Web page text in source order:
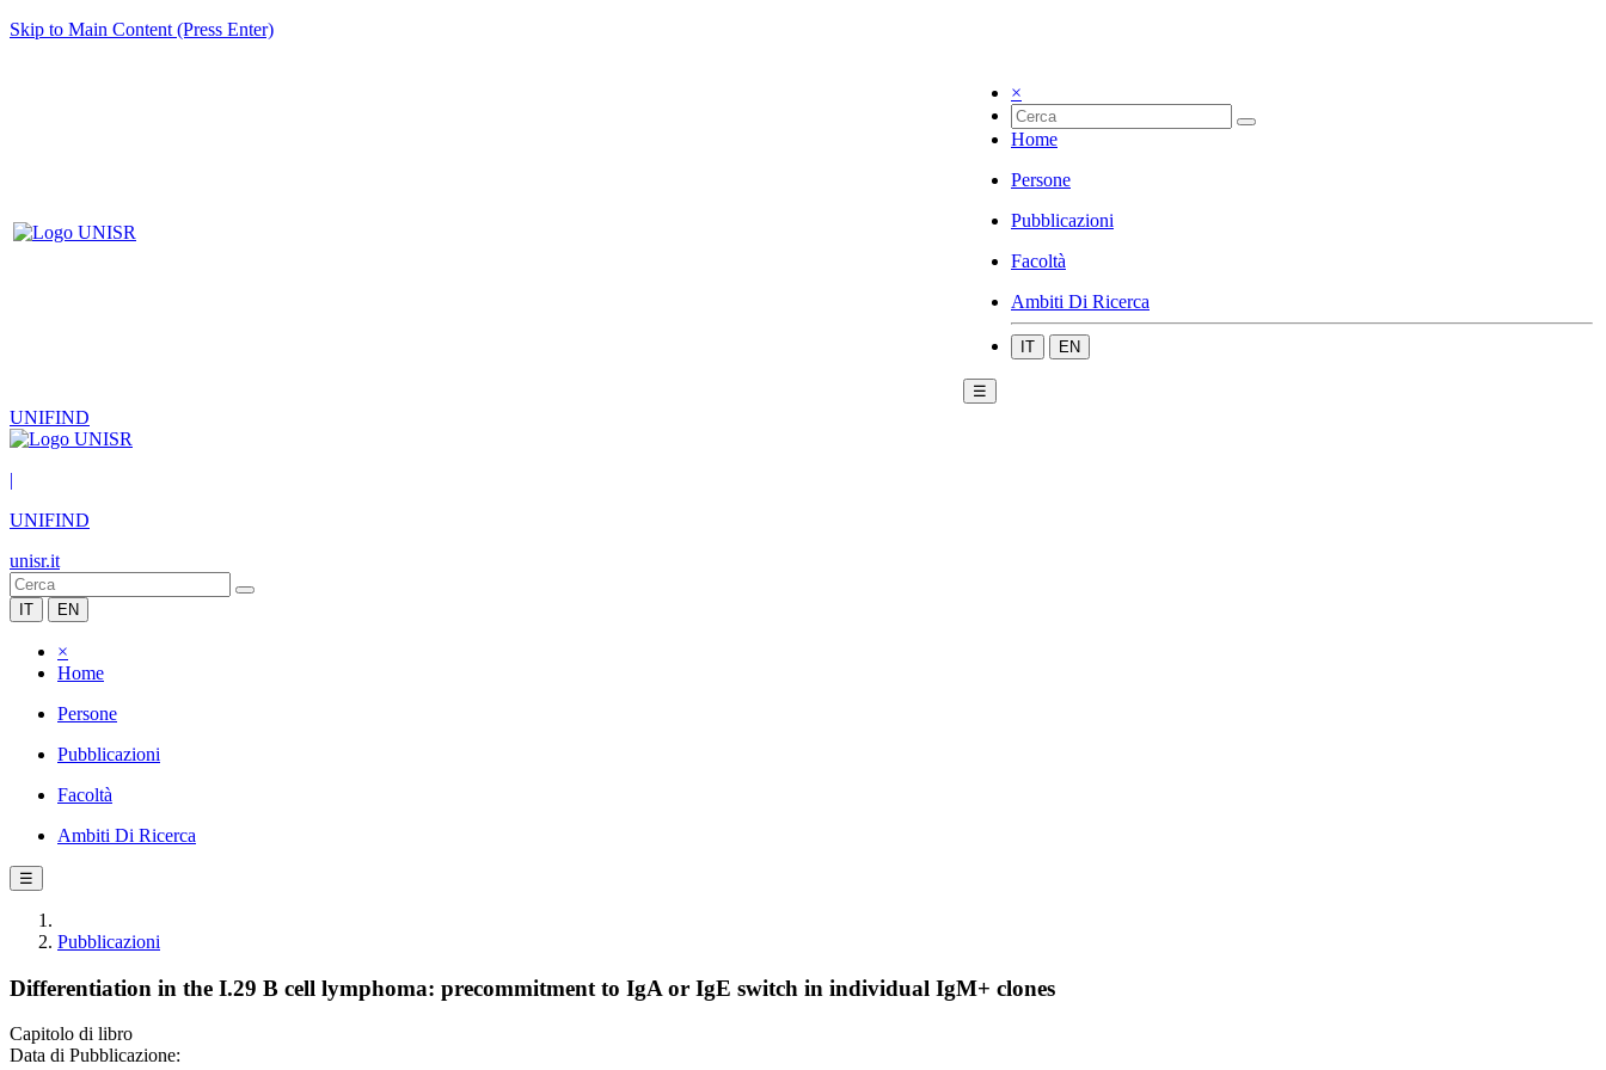
Skip to Main Content (Press Enter)
×
Home
Persone
Pubblicazioni
Facoltà
Ambiti Di Ricerca
IT EN
☰
UNIFIND
|
UNIFIND
unisr.it
IT EN
×
Home
Persone
Pubblicazioni
Facoltà
Ambiti Di Ricerca
☰
Pubblicazioni
Differentiation in the I.29 B cell lymphoma: precommitment to IgA or IgE switch in individual IgM+ clones
Capitolo di libro
Data di Pubblicazione: